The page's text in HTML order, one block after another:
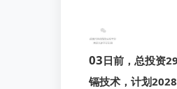
03日前，总投资
镉技术，计划2028